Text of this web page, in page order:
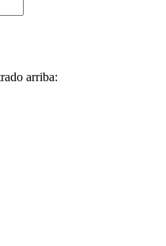
arriba: